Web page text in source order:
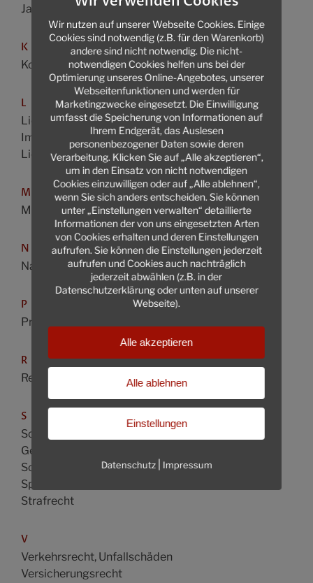
Jagdrecht
K
Konsumentenschutz
L
Liegenschafts- und
Immobilienrecht
Liegenschaftsverträge
M
Miet- und Wohnrecht
N
Nachbarrecht
P
Produkthaftung
R
Reiserecht
S
Schadenersatz- und
Gewährleistungsrecht
Schifffahrtsrecht
Sportrecht – Skirecht
Strafrecht
V
Verkehrsrecht, Unfallschäden
Versicherungsrecht
Wir nutzen auf unserer Webseite Cookies. Einige
Cookies sind notwendig (z.B. für den Warenkorb)
andere sind nicht notwendig. Die nicht-
notwendigen Cookies helfen uns bei der
Optimierung unseres Online-Angebotes, unserer
Webseitenfunktionen und werden für
Marketingzwecke eingesetzt. Die Einwilligung
umfasst die Speicherung von Informationen auf
Ihrem Endgerät, das Auslesen
personenbezogener Daten sowie deren
Verarbeitung. Klicken Sie auf „Alle akzeptieren“,
um in den Einsatz von nicht notwendigen
Cookies einzuwilligen oder auf „Alle ablehnen“,
wenn Sie sich anders entscheiden. Sie können
unter „Einstellungen verwalten“ detaillierte
Informationen der von uns eingesetzten Arten
von Cookies erhalten und deren Einstellungen
aufrufen. Sie können die Einstellungen jederzeit
aufrufen und Cookies auch nachträglich
jederzeit abwählen (z.B. in der
Datenschutzerklärung oder unten auf unserer
Webseite).
Alle akzeptieren
Alle ablehnen
Einstellungen
Datenschutz| Impressum